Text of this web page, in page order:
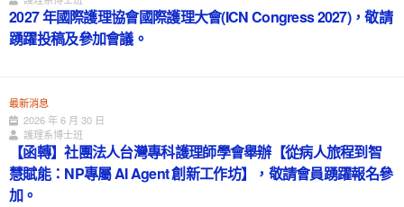
2027 年國際護理協會國際護理大會(ICN Congress 2027)，敬請
踴躍投稿及參加會議。
最新消息
2026 年 6 月 30 日
護理系博士班
【函轉】社團法人台灣專科護理師學會舉辦【從病人旅程到智
慧賦能：NP專屬 AI Agent 創新工作坊】，敬請會員踴躍報名參
加。